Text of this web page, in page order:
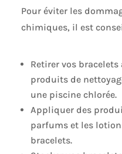
Pour éviter les
chimiques, il est
Retirer vos
produits de
une piscine chlorée.
Appliquer des
parfums et les
bracelets.